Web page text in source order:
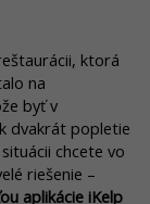
ktorá
na
byť v
dvakrát popletie
chcete vo
riešenie –
aplikácie iKelp